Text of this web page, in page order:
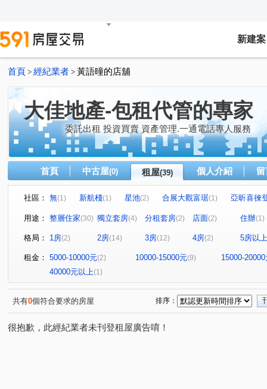
新建案
首頁 > 經紀業者 > 黃語曈的店舖
大佳地產-包租代管的專家
委託出租 投資買賣 資產管理.一通電話專人服務
首頁 中古屋(0) 租屋(39) 個人介紹
社區： 無(1) 新航棧(1) 星池(2) 合展大觀富琚(1)
亞昕喜徠
無 (1) 音悅琉璃 (1) 和境寓見 (2) 三本四季 大來賞
青川馥
遠雄夏沐 桃園第一廣場二期商業大樓(1)
達曜輕鬆GO(1) 竹城鶴岡(1) 雙享樓(1) 昭揚君喆 (1)
傳佳謙里(1)
竹城和賞(1) 中興路(1) 大觀路(1) 南福街(2)
六合一
自立一街(1) 春日路 (1) 中正三街(1)
莊敬
美和路(1) 青田街(1) 富國路三段(1) 中山東路(1)
航
楊湖路四段(1) 海方路 (1) 中正一路
用途： 整層住家(30) 獨立套房(4) 分租套房(2) 店面(2) 住辦(1)
格局： 1房(2) 2房(14) 3房(12) 4房(2) 5房以上
租金： 5000-10000元(2) 10000-15000元(9)
15000-20000
40000元以上(1)
共有0個符合要求的房屋 排序：
很抱歉，此經紀業者未刊登租屋廣告唷！